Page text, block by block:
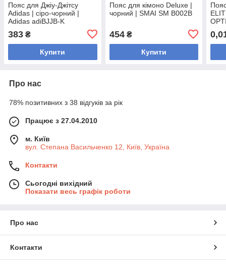
Пояс для Джіу-Джітсу
Adidas | сіро-чорний |
Adidas adiBJJB-K
383 ₴
Купити
Пояс для кімоно Deluxe |
чорний | SMAI SM B002B
454₴
Купити
Про нас
78% позитивних з 38 відгуків за рік
Працює з 27.04.2010
м. Київ
вул. Степана Васильченко 12, Київ, Україна
Контакти
Сьогодні вихідний
Показати весь графік роботи
Про нас
Контакти